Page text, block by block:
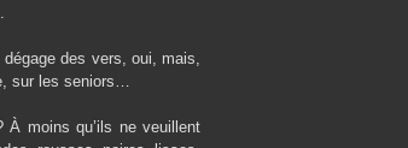
dégage des vers, oui, mais,
sur les seniors…
moins qu’ils ne veuillent